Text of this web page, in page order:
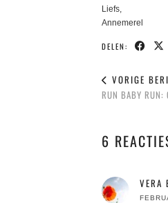
Liefs,
Annemerel
DELEN:
VORIGE
RUN BABY RUN:
6
VERA